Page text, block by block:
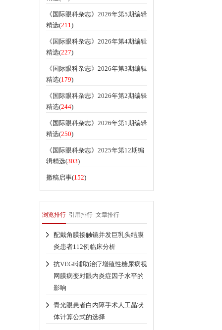
《国际眼科杂志》2026年第5期编辑
精选(211)
《国际眼科杂志》2026年第4期编辑
精选(227)
《国际眼科杂志》2026年第3期编辑
精选(179)
《国际眼科杂志》2026年第2期编辑
精选(244)
《国际眼科杂志》2026年第1期编辑
精选(250)
《国际眼科杂志》2025年第12期编
辑精选(303)
撤稿启事(152)
浏览排行 引用排行 文章排行
配戴角膜接触镜并发巨乳头结膜
炎患者112例临床分析
抗VEGF辅助治疗增殖性糖尿病视
网膜病变对眼内炎症因子水平的
影响
青光眼患者白内障手术人工晶状
体计算公式的选择